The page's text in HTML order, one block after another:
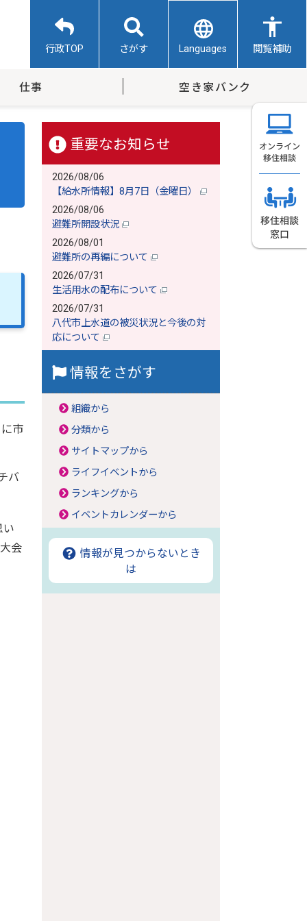
行政TOP さがす Languages 閲覧補助
仕事 空き家バンク
市
バ
い
会
重要なお知らせ
2026/08/06
【給水所情報】8月7日（金曜日）
2026/08/06
避難所開設状況
2026/08/01
避難所の再編について
2026/07/31
生活用水の配布について
2026/07/31
八代市上水道の被災状況と今後の対
応について
情報をさがす
組織から
分類から
サイトマップから
ライフイベントから
ランキングから
イベントカレンダーから
情報が見つからないとき
は